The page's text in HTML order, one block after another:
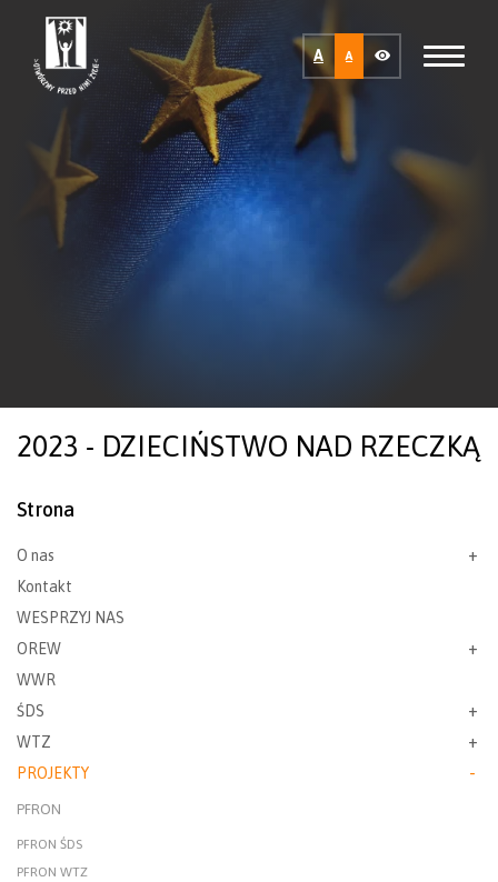
A A
2023 - DZIECIŃSTWO NAD RZECZKĄ
Strona
O nas
Kontakt
WESPRZYJ NAS
OREW
WWR
ŚDS
WTZ
PROJEKTY
PFRON
PFRON ŚDS
PFRON WTZ